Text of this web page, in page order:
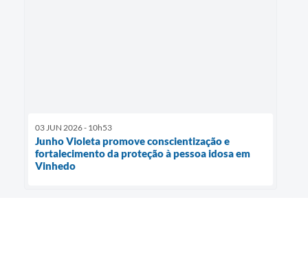
03 JUN 2026 - 10h53
Junho Violeta promove conscientização e
fortalecimento da proteção à pessoa idosa em
Vinhedo